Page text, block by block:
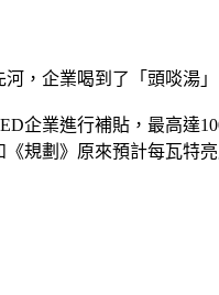
，企業喝到了「頭啖湯
企業進行補貼，最高達
規劃》原來預計每瓦特